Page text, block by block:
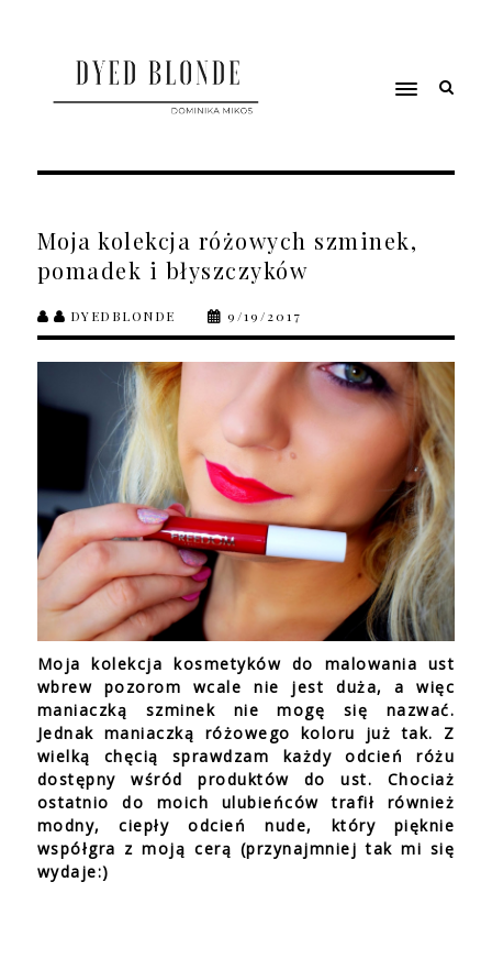
Moja kolekcja różowych szminek,
pomadek i błyszczyków
DYEDBLONDE 9/19/2017
Moja kolekcja kosmetyków do malowania ust
wbrew pozorom wcale nie jest duża, a więc
maniaczką szminek nie mogę się nazwać.
Jednak maniaczką różowego koloru już tak. Z
wielką chęcią sprawdzam każdy odcień różu
dostępny wśród produktów do ust. Chociaż
ostatnio do moich ulubieńców trafił również
modny, ciepły odcień nude, który pięknie
współgra z moją cerą (przynajmniej tak mi się
wydaje:)